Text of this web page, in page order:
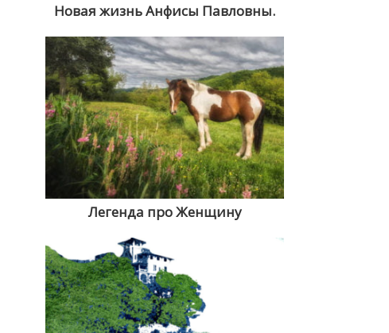
Новая жизнь Анфисы Павловны.
Легенда про Женщину